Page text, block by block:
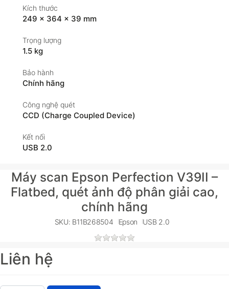
Kích thước
249 × 364 × 39 mm
Trọng lượng
1.5 kg
Bảo hành
Chính hãng
Công nghệ quét
CCD (Charge Coupled Device)
Kết nối
USB 2.0
Máy scan Epson Perfection V39II –
Flatbed, quét ảnh độ phân giải cao,
chính hãng
SKU: B11B268504 Epson USB 2.0
Liên hệ